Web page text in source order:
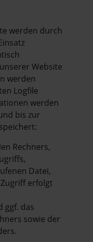
werden durch
Website
werden
Logfile
werden
bis zur
Rechners,
Datei,
erfolgt
ggf. das
sowie der